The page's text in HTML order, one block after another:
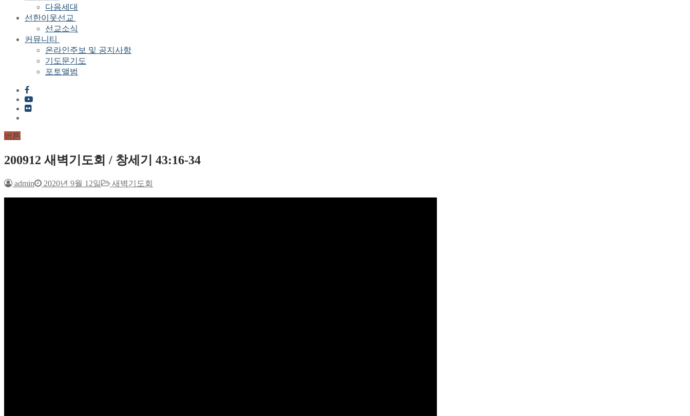
다음세대
선한이웃선교
선교소식
커뮤니티
온라인주보 및 공지사항
기도문기도
포토앨범
버튼
200912 새벽기도회 / 창세기 43:16-34
admin 2020년 9월 12일 새벽기도회